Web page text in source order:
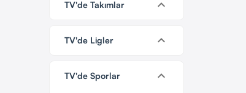
TV'de Takımlar keyboard_arrow_down
TV'de Ligler keyboard_arrow_down
TV'de Sporlar keyboard_arrow_down